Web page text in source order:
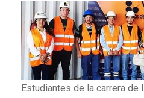
Estudiantes de la carrera de